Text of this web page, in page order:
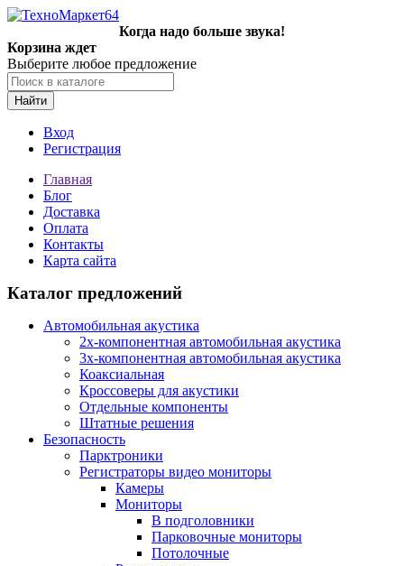
Когда надо больше звука!
Корзина ждет
Выберите любое предложение
Найти
Вход
Регистрация
Главная
Блог
Доставка
Оплата
Контакты
Карта сайта
Каталог предложений
Автомобильная акустика
2х-компонентная автомобильная акустика
3х-компонентная автомобильная акустика
Коаксиальная
Кроссоверы для акустики
Отдельные компоненты
Штатные решения
Безопасность
Парктроники
Регистраторы видео мониторы
Камеры
Мониторы
В подголовники
Парковочные мониторы
Потолочные